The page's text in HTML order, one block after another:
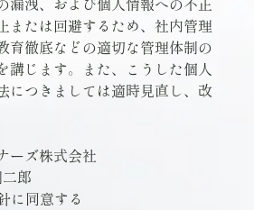
または回避するため、社内管理
育徹底などの適切な管理体制の
講じます。また、こうした個人
につきましては適時見直し、改
ーズ株式会社
郎
に同意する